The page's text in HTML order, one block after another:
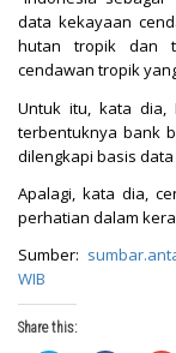
data kekayaan
hutan tropik dan
cendawan tropik
Untuk itu, kata dia,
terbentuknya bank
dilengkapi basis
Apalagi, kata dia,
perhatian dalam
Sumber:
WIB
Share this: